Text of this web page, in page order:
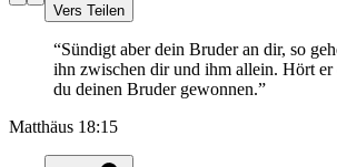
Vers Teilen
“Sündigt aber dein Bruder an dir, so
ihn zwischen dir und ihm allein. Hört er
du deinen Bruder gewonnen.”
Matthäus 18:15